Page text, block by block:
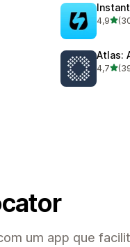
4,9de 5
309
Atlas:
4,7de 5
391
um app que